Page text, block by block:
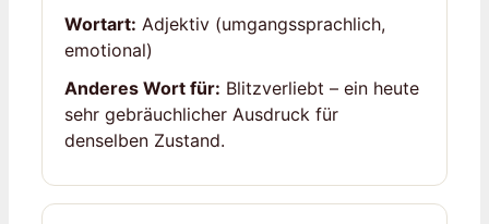
Wortart: Adjektiv (umgangssprachlich,
emotional)
Anderes Wort für: Blitzverliebt – ein heute
sehr gebräuchlicher Ausdruck für
denselben Zustand.